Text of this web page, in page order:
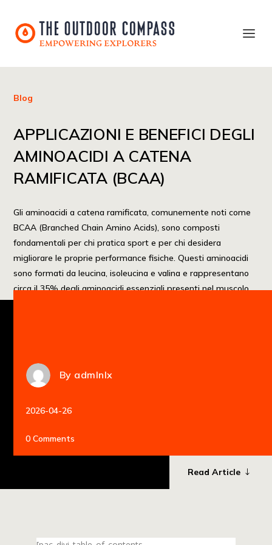
Blog
APPLICAZIONI E BENEFICI DEGLI
AMINOACIDI A CATENA
RAMIFICATA (BCAA)
Gli aminoacidi a catena ramificata, comunemente noti come
BCAA (Branched Chain Amino Acids), sono composti
fondamentali per chi pratica sport e per chi desidera
migliorare le proprie performance fisiche. Questi aminoacidi
sono formati da leucina, isoleucina e valina e rappresentano
circa il 35% degli aminoacidi essenziali presenti nel muscolo
By admlnlx
2026-04-26
0 Comments
Read Article